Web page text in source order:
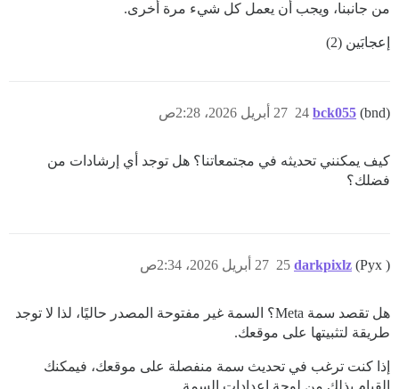
من جانبنا، ويجب أن يعمل كل شيء مرة أخرى.
إعجابَين (2)
bck055 (bnd) 27 أبريل 2026، 2:28ص 24
كيف يمكنني تحديثه في مجتمعاتنا؟ هل توجد أي إرشادات من
فضلك؟
darkpixlz (Pyx ) 27 أبريل 2026، 2:34ص 25
هل تقصد سمة Meta؟ السمة غير مفتوحة المصدر حاليًا، لذا لا توجد
طريقة لتثبيتها على موقعك.
إذا كنت ترغب في تحديث سمة منفصلة على موقعك، فيمكنك